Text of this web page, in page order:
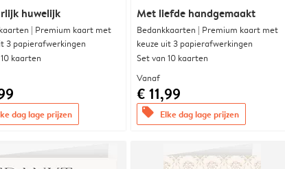
huwelijk
| Premium kaart met
3 papierafwerkingen
kaarten
dag lage prijzen
Met liefde handgemaakt
Bedankkaarten | Premium kaart met
keuze uit 3 papierafwerkingen
Set van 10 kaarten
Vanaf
€ 11,99
offers Elke dag lage prijzen